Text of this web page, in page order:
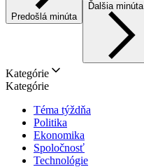
Predošlá minúta
Ďalšia minúta
Kategórie
Kategórie
Téma týždňa
Politika
Ekonomika
Spoločnosť
Technológie